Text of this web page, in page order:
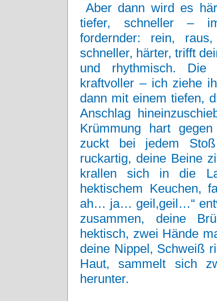
Aber dann wird es
tiefer, schneller –
fordernder: rein,
schneller, härter, trifft
und rhythmisch. Die
kraftvoller – ich ziehe
dann mit einem tiefen,
Anschlag
Krümmung hart
zuckt bei jedem
ruckartig, deine Beine
krallen sich in die
hektischem Keuchen,
ah… ja… geil,geil…“
zusammen, deine
hektisch, zwei Hände
deine Nippel, Schweiß
Haut, sammelt sich
herunter.